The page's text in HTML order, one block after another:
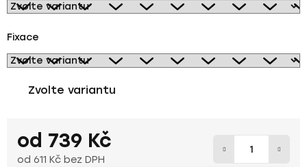
Fixace
Zvolte variantu
od 739 Kč
od 611 Kč bez DPH